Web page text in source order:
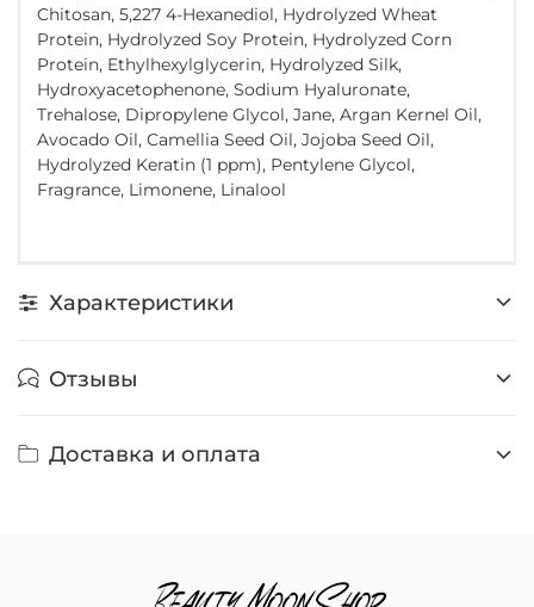
Chitosan, 5,227 4-Hexanediol, Hydrolyzed Wheat
Protein, Hydrolyzed Soy Protein, Hydrolyzed Corn
Protein, Ethylhexylglycerin, Hydrolyzed Silk,
Hydroxyacetophenone, Sodium Hyaluronate,
Trehalose, Dipropylene Glycol, Jane, Argan Kernel Oil,
Avocado Oil, Camellia Seed Oil, Jojoba Seed Oil,
Hydrolyzed Keratin (1 ppm), Pentylene Glycol,
Fragrance, Limonene, Linalool
Характеристики
Отзывы
Доставка и оплата